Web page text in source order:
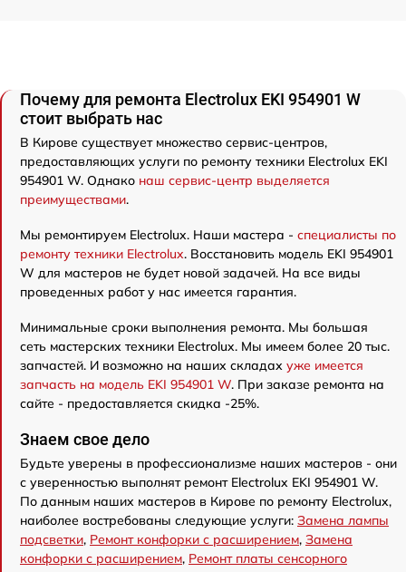
Почему для ремонта Electrolux EKI 954901 W
стоит выбрать нас
В Кирове существует множество сервис-центров,
предоставляющих услуги по ремонту техники Electrolux EKI
954901 W. Однако наш сервис-центр выделяется
преимуществами.
Мы ремонтируем Electrolux. Наши мастера - специалисты по
ремонту техники Electrolux. Восстановить модель EKI 954901
W для мастеров не будет новой задачей. На все виды
проведенных работ у нас имеется гарантия.
Минимальные сроки выполнения ремонта. Мы большая
сеть мастерских техники Electrolux. Мы имеем более 20 тыс.
запчастей. И возможно на наших складах уже имеется
запчасть на модель EKI 954901 W. При заказе ремонта на
сайте - предоставляется скидка -25%.
Знаем свое дело
Будьте уверены в профессионализме наших мастеров - они
с уверенностью выполнят ремонт Electrolux EKI 954901 W.
По данным наших мастеров в Кирове по ремонту Electrolux,
наиболее востребованы следующие услуги: Замена лампы
подсветки, Ремонт конфорки с расширением, Замена
конфорки с расширением, Ремонт платы сенсорного